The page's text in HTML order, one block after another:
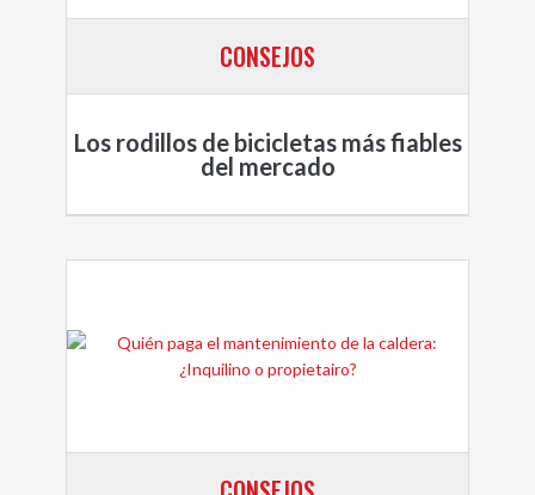
CONSEJOS
Los rodillos de bicicletas más fiables
del mercado